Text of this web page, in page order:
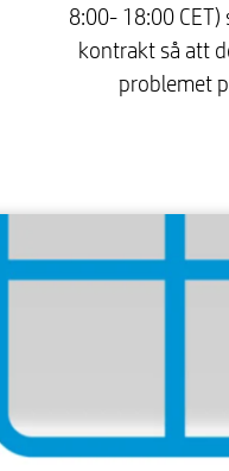
8:00- 18:00
kontrakt så att
problemet